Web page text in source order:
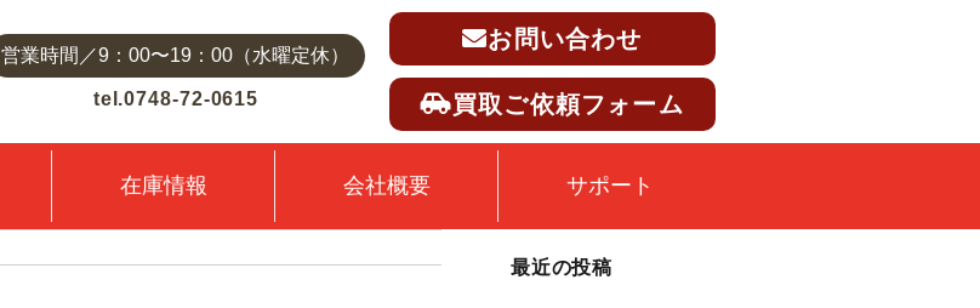
営業時間／9：00〜19：00（水曜定休）
tel.0748-72-0615
お問い合わせ
買取ご依頼フォーム
在庫情報 会社概要 サポート
最近の投稿